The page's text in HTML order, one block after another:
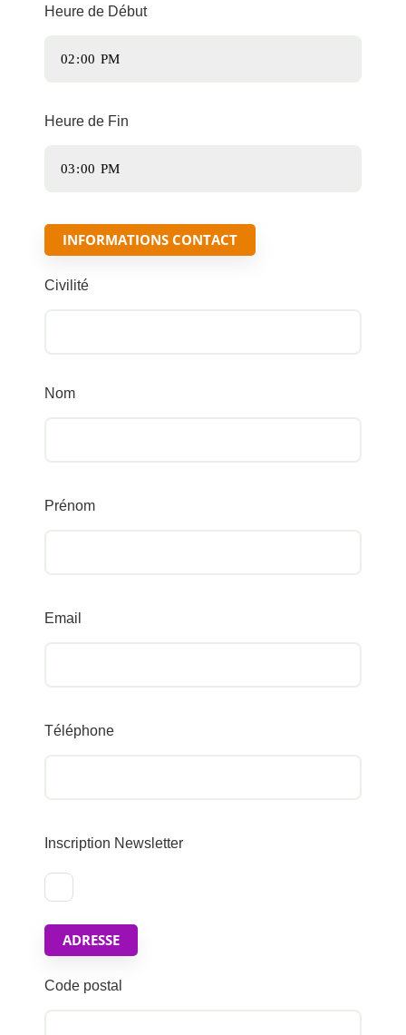
Heure de Début
Heure de Fin
INFORMATIONS CONTACT
Civilité
Nom
Prénom
Email
Téléphone
Inscription Newsletter
ADRESSE
Code postal